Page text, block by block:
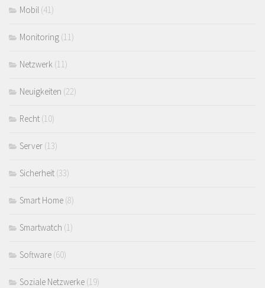
Mobil (41)
Monitoring (11)
Netzwerk (11)
Neuigkeiten (22)
Recht (10)
Server (13)
Sicherheit (33)
Smart Home (8)
Smartwatch (1)
Software (60)
Soziale Netzwerke (19)